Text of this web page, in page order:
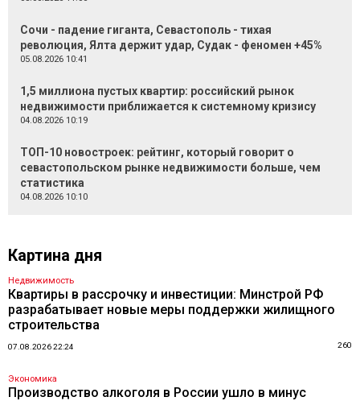
Сочи - падение гиганта, Севастополь - тихая
революция, Ялта держит удар, Судак - феномен +45%
05.08.2026 10:41
1,5 миллиона пустых квартир: российский рынок
недвижимости приближается к системному кризису
04.08.2026 10:19
ТОП-10 новостроек: рейтинг, который говорит о
севастопольском рынке недвижимости больше, чем
статистика
04.08.2026 10:10
Картина дня
Недвижимость
Квартиры в рассрочку и инвестиции: Минстрой РФ
разрабатывает новые меры поддержки жилищного
строительства
07.08.2026 22:24 260
Экономика
Производство алкоголя в России ушло в минус